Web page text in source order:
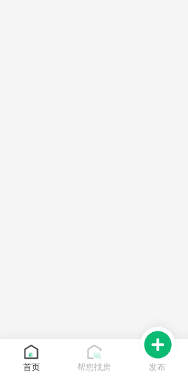
首页 帮您找房 发布